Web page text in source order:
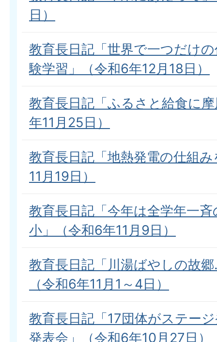
日）
教育長日記「世界で一つだけ
験学習」（令和6年12月18日）
教育長日記「ふるさと給食に
年11月25日）
教育長日記「地熱発電の仕組
11月19日）
教育長日記「今年は全学年一
小」（令和6年11月9日）
教育長日記「川湯ばやしの故
（令和6年11月1～4日）
教育長日記「17団体がステー
発表会」（令和6年10月27日）